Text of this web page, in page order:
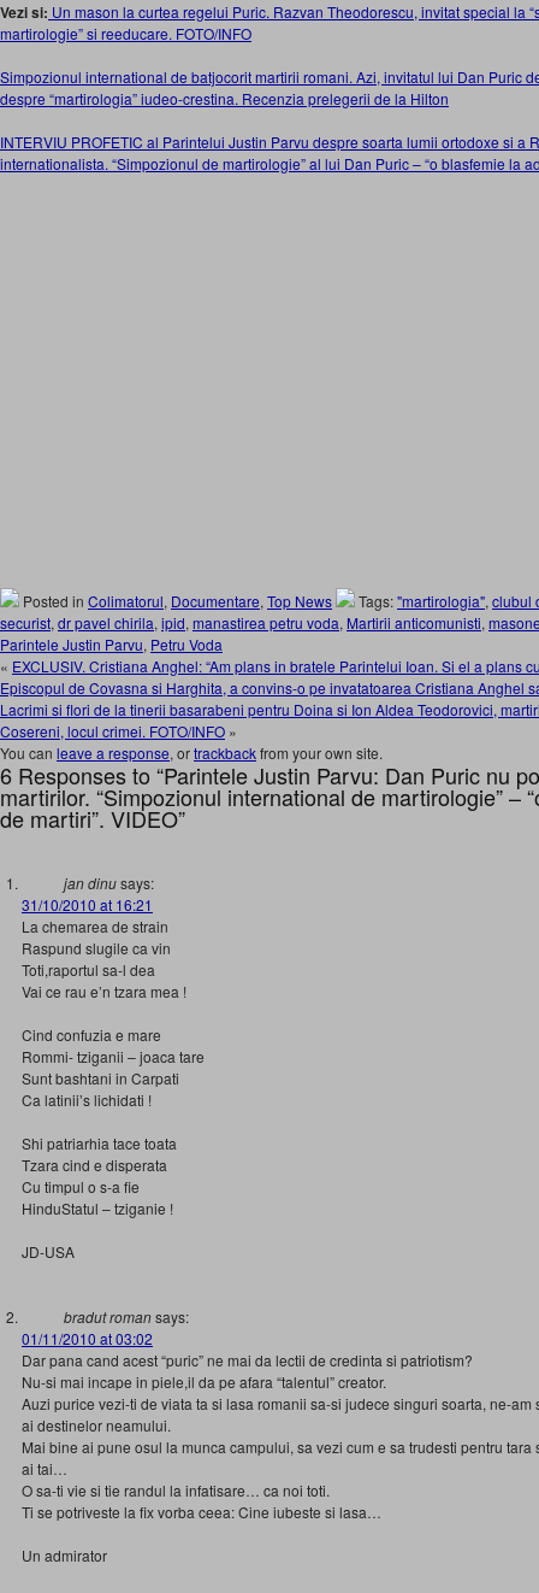
Vezi si: Un mason la curtea regelui Puric. Razvan Theodorescu, invitat special la
martirologie” si reeducare. FOTO/INFO
Simpozionul international de batjocorit martirii romani. Azi, invitatul lui Dan Puric
despre “martirologia” iudeo-crestina. Recenzia prelegerii de la Hilton
INTERVIU PROFETIC al Parintelui Justin Parvu despre soarta lumii ortodoxe si a
internationalista. “Simpozionul de martirologie” al lui Dan Puric – “o blasfemie la
Posted in Colimatorul, Documentare, Top News Tags:"martirologia", clubul
securist, dr pavel chirila, ipid, manastirea petru voda, Martirii anticomunisti,
Parintele Justin Parvu, Petru Voda
« EXCLUSIV. Cristiana Anghel: “Am plans in bratele Parintelui Ioan. Si el a plans
Episcopul de Covasna si Harghita, a convins-o pe invatatoarea Cristiana Anghel
Lacrimi si flori de la tinerii basarabeni pentru Doina si Ion Aldea Teodorovici,
Cosereni, locul crimei. FOTO/INFO »
You can leave a response, ortrackbackfrom your own site.
6 Responses to “Parintele Justin Parvu: Dan Puric nu
martirilor. “Simpozionul international de martirologie” –
de martiri”. VIDEO”
jan dinusays:
31/10/2010 at 16:21
La chemarea de strain
Raspund slugile ca vin
Toti,raportul sa-l dea
Vai ce rau e’n tzara mea !
Cind confuzia e mare
Rommi- tziganii – joaca tare
Sunt bashtani in Carpati
Ca latinii’s lichidati !
Shi patriarhia tace toata
Tzara cind e disperata
Cu timpul o s-a fie
HinduStatul – tziganie !
JD-USA
bradut romansays:
01/11/2010 at 03:02
Dar pana cand acest “puric” ne mai da lectii de credinta si patriotism?
Nu-si mai incape in piele,il da pe afara “talentul” creator.
Auzi purice vezi-ti de viata ta si lasa romanii sa-si judece singuri soarta, ne-am
ai destinelor neamului.
Mai bine ai pune osul la munca campului, sa vezi cum e sa trudesti pentru tara
ai tai…
O sa-ti vie si tie randul la infatisare… ca noi toti.
Ti se potriveste la fix vorba ceea: Cine iubeste si lasa…
Un admirator